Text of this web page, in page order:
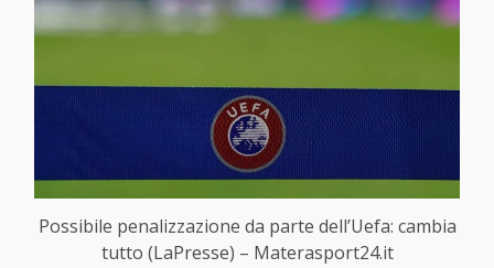
Possibile penalizzazione da parte dell’Uefa: cambia
tutto (LaPresse) – Materasport24.it